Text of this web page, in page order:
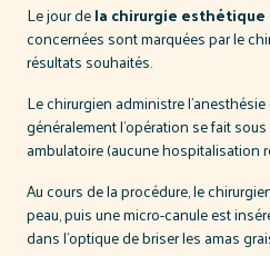
Le jour dela chirurgie esthétique
concernées sont marquées par le
résultats souhaités.
Le chirurgien administre
généralement l’opération se fait
ambulatoire (aucune hospitalisation
Au cours de la procédure, le
peau, puis une micro-canule est
dans l’optique de briser les amas